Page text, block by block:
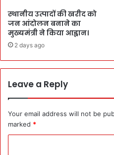
स्थानीय उत्पादों की खरीद को
जन आंदोलन बनाने का
मुख्यमंत्री ने किया आह्वान।
2 days ago
Leave a Reply
Your email address will not be
marked *